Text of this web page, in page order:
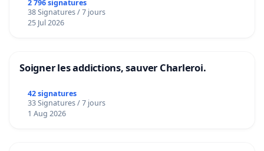
2 796 signatures
38 Signatures / 7 jours
25 Jul 2026
Soigner les addictions, sauver Charleroi.
42 signatures
33 Signatures / 7 jours
1 Aug 2026